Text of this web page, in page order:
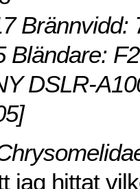
Brännvidd:
Bländare:
DSLR-
jag hittat